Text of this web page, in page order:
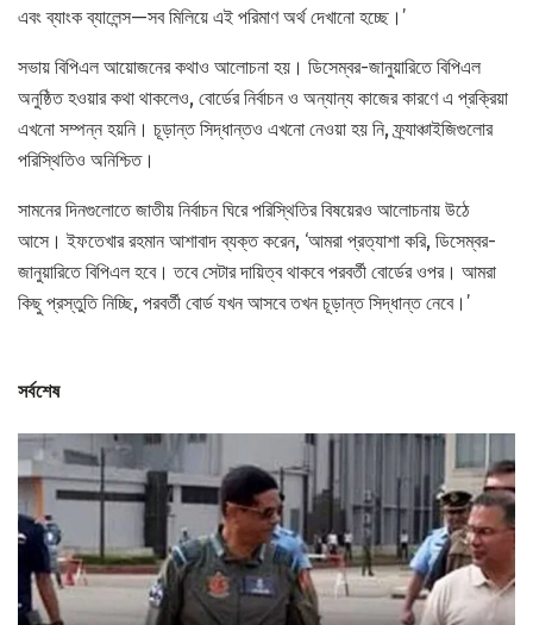
এবং ব্যাংক ব্যালেন্স—সব মিলিয়ে এই পরিমাণ অর্থ দেখানো হচ্ছে।’
সভায় বিপিএল আয়োজনের কথাও আলোচনা হয়। ডিসেম্বর-জানুয়ারিতে বিপিএল
অনুষ্ঠিত হওয়ার কথা থাকলেও, বোর্ডের নির্বাচন ও অন্যান্য কাজের কারণে এ প্রক্রিয়া
এখনো সম্পন্ন হয়নি। চূড়ান্ত সিদ্ধান্তও এখনো নেওয়া হয় নি, ফ্র্যাঞ্চাইজিগুলোর
পরিস্থিতিও অনিশ্চিত।
সামনের দিনগুলোতে জাতীয় নির্বাচন ঘিরে পরিস্থিতির বিষয়েরও আলোচনায় উঠে
আসে। ইফতেখার রহমান আশাবাদ ব্যক্ত করেন, ‘আমরা প্রত্যাশা করি, ডিসেম্বর-
জানুয়ারিতে বিপিএল হবে। তবে সেটার দায়িত্ব থাকবে পরবর্তী বোর্ডের ওপর। আমরা
কিছু প্রস্তুতি নিচ্ছি, পরবর্তী বোর্ড যখন আসবে তখন চূড়ান্ত সিদ্ধান্ত নেবে।’
সর্বশেষ